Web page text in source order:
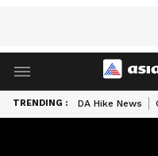
TRENDING : DA Hike News